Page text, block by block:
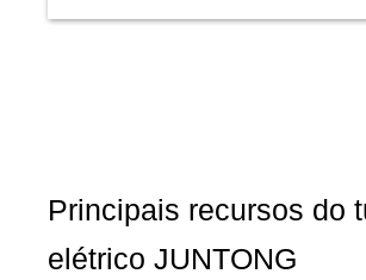
Principais recursos do
elétrico JUNTONG